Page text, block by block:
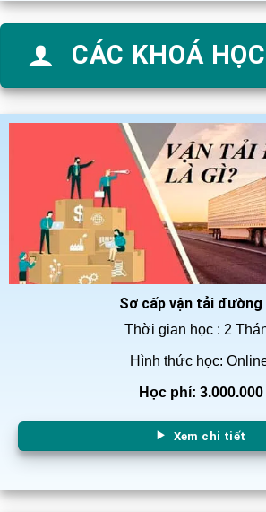
CÁC KHOÁ
Sơ cấp vận tải đường
Thời gian học : 2
Hình thức học:
Học phí: 3.000.000
Xem chi tiết